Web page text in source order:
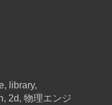
library,
2d, 物理エンジ